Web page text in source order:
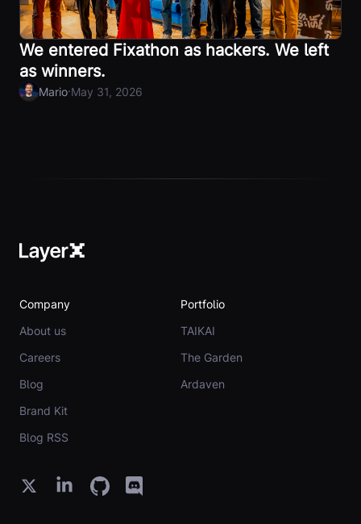
We entered Fixathon as hackers. We left
as winners.
Mario·May 31, 2026
Company
About us
Careers
Blog
Brand Kit
Blog RSS
Portfolio
TAIKAI
The Garden
Ardaven